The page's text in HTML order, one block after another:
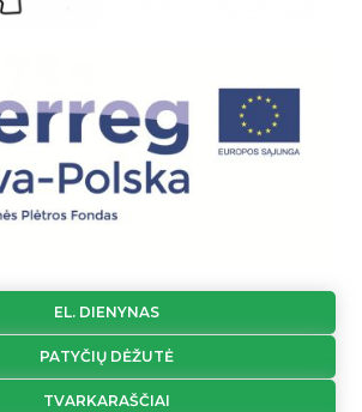
EL. DIENYNAS
PATYČIŲ DĖŽUTĖ
TVARKARAŠČIAI